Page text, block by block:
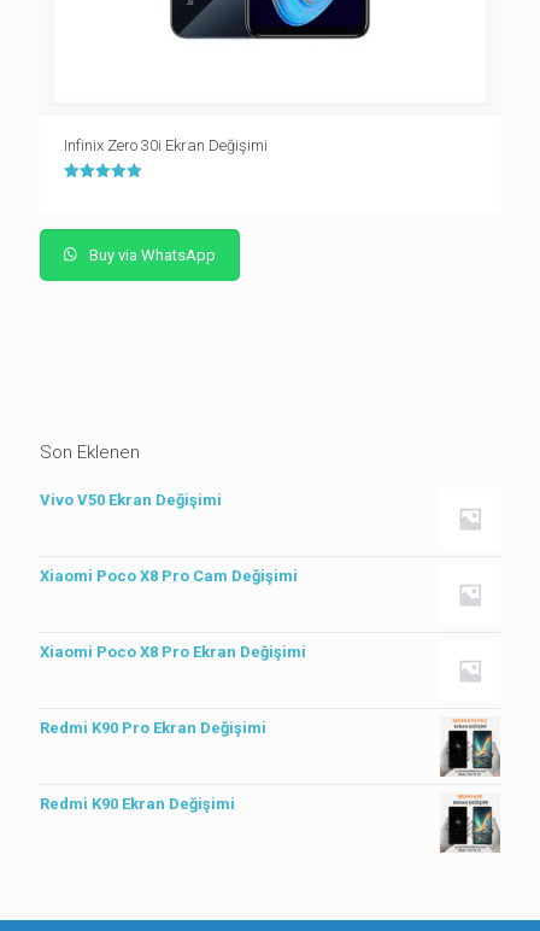
Infinix Zero 30i Ekran Değişimi
Buy via WhatsApp
Son Eklenen
Vivo V50 Ekran Değişimi
Xiaomi Poco X8 Pro Cam Değişimi
Xiaomi Poco X8 Pro Ekran Değişimi
Redmi K90 Pro Ekran Değişimi
Redmi K90 Ekran Değişimi